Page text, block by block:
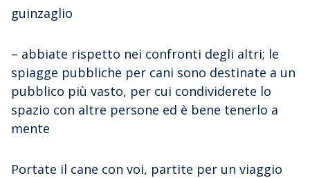
guinzaglio
– abbiate rispetto nei confronti degli altri; le
spiagge pubbliche per cani sono destinate a un
pubblico più vasto, per cui condividerete lo
spazio con altre persone ed è bene tenerlo a
mente
Portate il cane con voi, partite per un viaggio